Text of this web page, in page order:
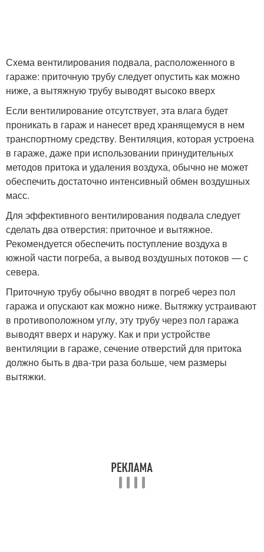
Схема вентилирования подвала, расположенного в
гараже: приточную трубу следует опустить как можно
ниже, а вытяжную трубу выводят высоко вверх
Если вентилирование отсутствует, эта влага будет
проникать в гараж и нанесет вред хранящемуся в нем
транспортному средству. Вентиляция, которая устроена
в гараже, даже при использовании принудительных
методов притока и удаления воздуха, обычно не может
обеспечить достаточно интенсивный обмен воздушных
масс.
Для эффективного вентилирования подвала следует
сделать два отверстия: приточное и вытяжное.
Рекомендуется обеспечить поступление воздуха в
южной части погреба, а вывод воздушных потоков — с
севера.
Приточную трубу обычно вводят в погреб через пол
гаража и опускают как можно ниже. Вытяжку устраивают
в противоположном углу, эту трубу через пол гаража
выводят вверх и наружу. Как и при устройстве
вентиляции в гараже, сечение отверстий для притока
должно быть в два-три раза больше, чем размеры
вытяжки.